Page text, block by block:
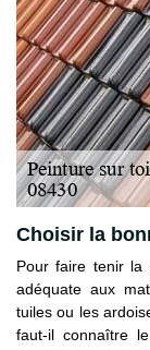
Choisir la
Pour faire tenir la
adéquate aux
tuiles ou les
faut-il connaître